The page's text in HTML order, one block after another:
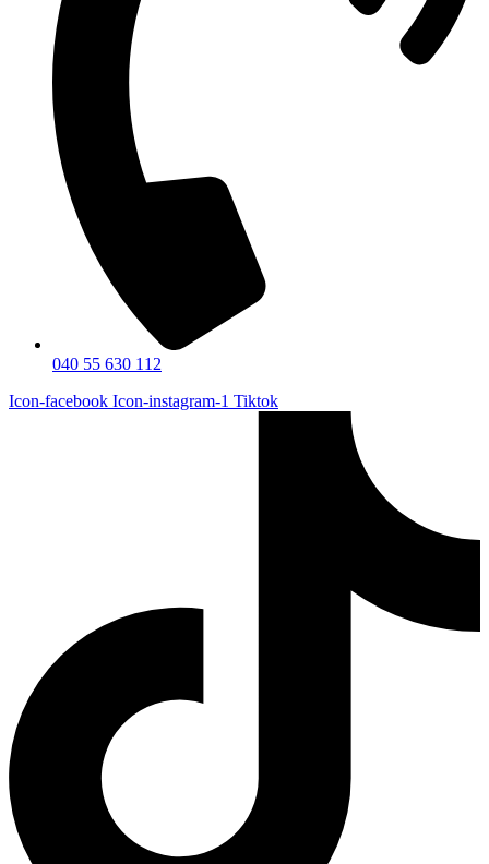
040 55 630 112
Icon-facebook Icon-instagram-1 Tiktok